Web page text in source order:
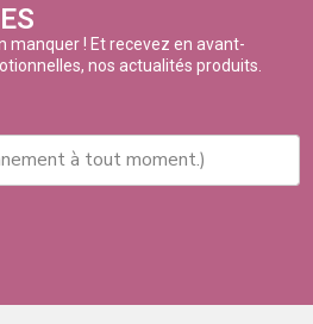
manquer ! Et recevez en avant-
nos actualités produits.